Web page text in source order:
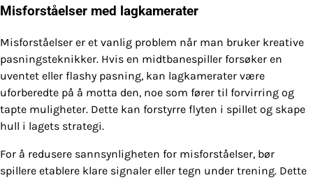
Misforståelser med lagkamerater
Misforståelser er et vanlig problem når man bruker kreative
pasningsteknikker. Hvis en midtbanespiller forsøker en
uventet eller flashy pasning, kan lagkamerater være
uforberedte på å motta den, noe som fører til forvirring og
tapte muligheter. Dette kan forstyrre flyten i spillet og skape
hull i lagets strategi.
For å redusere sannsynligheten for misforståelser, bør
spillere etablere klare signaler eller tegn under trening. Dette